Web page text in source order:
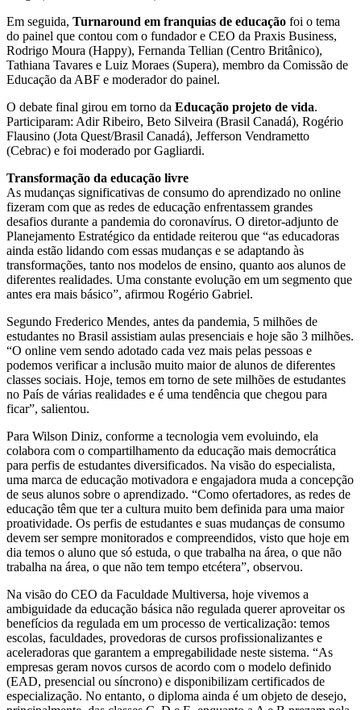
Em seguida, Turnaround em franquias de educação foi o tema
do painel que contou com o fundador e CEO da Praxis Business,
Rodrigo Moura (Happy), Fernanda Tellian (Centro Britânico),
Tathiana Tavares e Luiz Moraes (Supera), membro da Comissão de
Educação da ABF e moderador do painel.
O debate final girou em torno da Educação projeto de vida.
Participaram: Adir Ribeiro, Beto Silveira (Brasil Canadá), Rogério
Flausino (Jota Quest/Brasil Canadá), Jefferson Vendrametto
(Cebrac) e foi moderado por Gagliardi.
Transformação da educação livre
As mudanças significativas de consumo do aprendizado no online
fizeram com que as redes de educação enfrentassem grandes
desafios durante a pandemia do coronavírus. O diretor-adjunto de
Planejamento Estratégico da entidade reiterou que “as educadoras
ainda estão lidando com essas mudanças e se adaptando às
transformações, tanto nos modelos de ensino, quanto aos alunos de
diferentes realidades. Uma constante evolução em um segmento que
antes era mais básico”, afirmou Rogério Gabriel.
Segundo Frederico Mendes, antes da pandemia, 5 milhões de
estudantes no Brasil assistiam aulas presenciais e hoje são 3 milhões.
“O online vem sendo adotado cada vez mais pelas pessoas e
podemos verificar a inclusão muito maior de alunos de diferentes
classes sociais. Hoje, temos em torno de sete milhões de estudantes
no País de várias realidades e é uma tendência que chegou para
ficar”, salientou.
Para Wilson Diniz, conforme a tecnologia vem evoluindo, ela
colabora com o compartilhamento da educação mais democrática
para perfis de estudantes diversificados. Na visão do especialista,
uma marca de educação motivadora e engajadora muda a concepção
de seus alunos sobre o aprendizado. “Como ofertadores, as redes de
educação têm que ter a cultura muito bem definida para uma maior
proatividade. Os perfis de estudantes e suas mudanças de consumo
devem ser sempre monitorados e compreendidos, visto que hoje em
dia temos o aluno que só estuda, o que trabalha na área, o que não
trabalha na área, o que não tem tempo etcétera”, observou.
Na visão do CEO da Faculdade Multiversa, hoje vivemos a
ambiguidade da educação básica não regulada querer aproveitar os
benefícios da regulada em um processo de verticalização: temos
escolas, faculdades, provedoras de cursos profissionalizantes e
aceleradoras que garantem a empregabilidade neste sistema. “As
empresas geram novos cursos de acordo com o modelo definido
(EAD, presencial ou síncrono) e disponibilizam certificados de
especialização. No entanto, o diploma ainda é um objeto de desejo,